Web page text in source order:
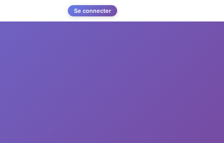
Se connecter